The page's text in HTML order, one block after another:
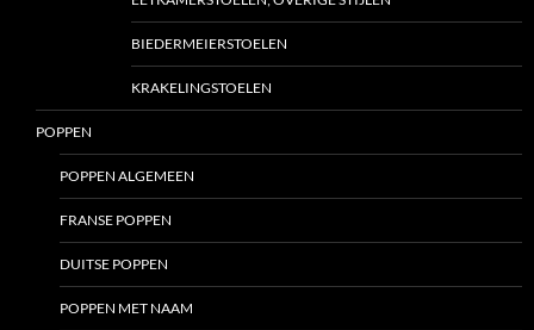
BIEDERMEIERSTOELEN
KRAKELINGSTOELEN
POPPEN
POPPEN ALGEMEEN
FRANSE POPPEN
DUITSE POPPEN
POPPEN MET NAAM